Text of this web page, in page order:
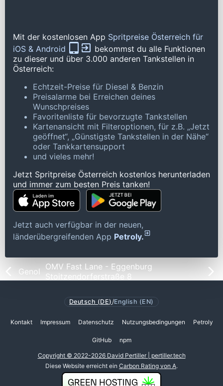
Mit der kostenlosen App Spritpreise Österreich für
iOS & Android
bekommst du alle Funktionen
zu dieser und über 3.000 anderen Tankstellen in
Österreich:
Echtzeit-Preise für Diesel & Benzin
Preisalarme bei Erreichen deines
Wunschpreises
Favoritenliste für bevorzugte Tankstellen
Kartenansicht mit Filteroptionen, für z.B. „Jetzt
geöffnet“, „Günstigste Tankstellen in der Nähe“
oder Tankkartensupport
und vieles mehr!
Jetzt Spritpreise Österreich kostenlos herunterladen
und immer zum besten Preis tanken!
Jetzt auch verfügbar in der neuen,
länderübergreifenden App Petroly.
Genol OMV Fast Lane - Eggenburg
Stoitzendorferstraße 8
Deutsch (DE)/English (EN)
Kontakt Impressum Datenschutz Nutzungsbedingungen Petroly
GitHub npm
Copyright © 2022-2026 David Pertiller | pertiller.tech
Diese Website erreicht ein Carbon Rating von A.